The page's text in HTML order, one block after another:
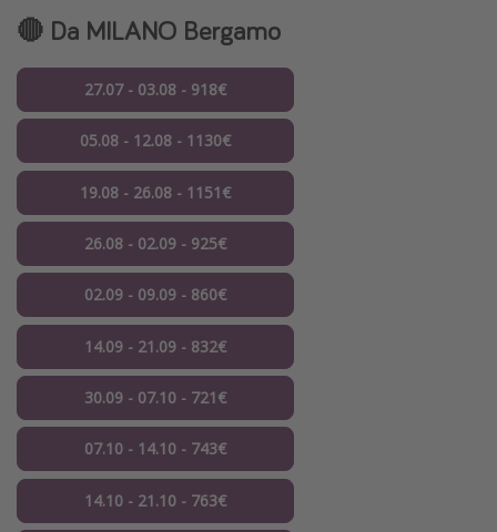
🔴 Da MILANO Bergamo
27.07 - 03.08 - 918€
05.08 - 12.08 - 1130€
19.08 - 26.08 - 1151€
26.08 - 02.09 - 925€
02.09 - 09.09 - 860€
14.09 - 21.09 - 832€
30.09 - 07.10 - 721€
07.10 - 14.10 - 743€
14.10 - 21.10 - 763€